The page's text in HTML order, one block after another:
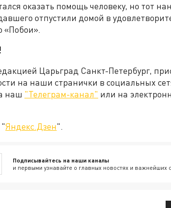
оказать помощь человеку, но тот
отпустили домой в
«Побои».
Царьград Санкт-Петербург,
на наши странички в социальных
наш "Телеграм-канал" или на
Яндекс.Дзен".
Подписывайтесь на наши каналы
и первыми узнавайте о главных новостях и важнейших